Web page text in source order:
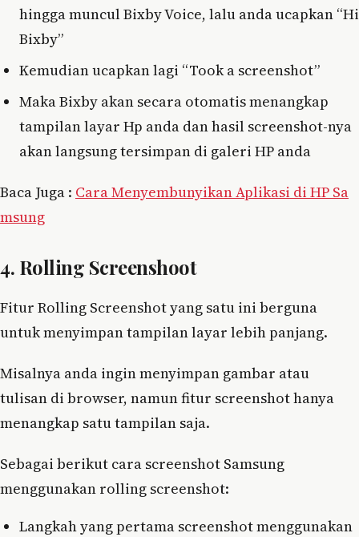
hingga muncul Bixby Voice, lalu anda ucapkan “Hi
Bixby”
Kemudian ucapkan lagi “Took a screenshot”
Maka Bixby akan secara otomatis menangkap
tampilan layar Hp anda dan hasil screenshot-nya
akan langsung tersimpan di galeri HP anda
Baca Juga : Cara Menyembunyikan Aplikasi di HP Sa
msung
4. Rolling Screenshoot
Fitur Rolling Screenshot yang satu ini berguna
untuk menyimpan tampilan layar lebih panjang.
Misalnya anda ingin menyimpan gambar atau
tulisan di browser, namun fitur screenshot hanya
menangkap satu tampilan saja.
Sebagai berikut cara screenshot Samsung
menggunakan rolling screenshot:
Langkah yang pertama screenshot menggunakan